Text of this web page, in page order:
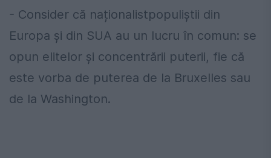
- Consider că naționalistpopuliștii din
Europa și din SUA au un lucru în comun: se
opun elitelor și concentrării puterii, fie că
este vorba de puterea de la Bruxelles sau
de la Washington.